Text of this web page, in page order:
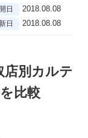
日 2018.08.08
日 2018.08.08
店別カルテ
比較